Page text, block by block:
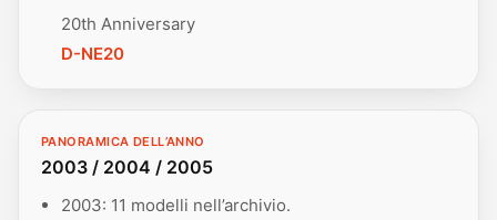
20th Anniversary
D-NE20
PANORAMICA DELL’ANNO
2003 / 2004 / 2005
2003: 11 modelli nell’archivio.